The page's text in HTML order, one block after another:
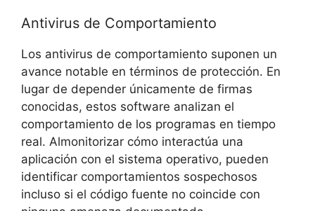
Antivirus⁤ de‍ Comportamiento
Los antivirus de comportamiento ⁤suponen un
avance ​notable en términos de ‌protección.​ En⁢
lugar⁣ de depender únicamente de firmas‍
conocidas, estos software analizan el
comportamiento de los programas⁤ en tiempo
real. Almonitorizar cómo​ interactúa una
aplicación con el​ sistema⁣ operativo, pueden
⁢identificar comportamientos sospechosos
incluso si ‌el código fuente no coincide con‌